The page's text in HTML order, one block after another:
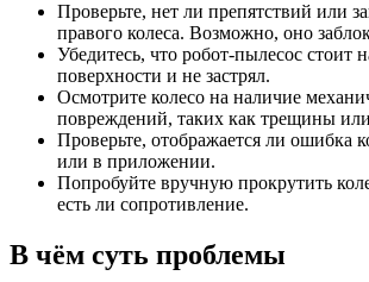
Проверьте, нет ли препятствий или
правого колеса. Возможно, оно
Убедитесь, что робот-пылесос стоит
поверхности и не застрял.
Осмотрите колесо на наличие
повреждений, таких как трещины
Проверьте, отображается ли ошибка
или в приложении.
Попробуйте вручную прокрутить
есть ли сопротивление.
В чём суть проблемы